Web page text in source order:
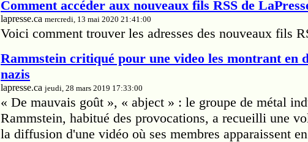
Comment accéder aux nouveaux fils RSS de
lapresse.ca mercredi, 13 mai 2020 21:41:00
Voici comment trouver les adresses des nouveaux fils
Rammstein critiqué pour une video les montrant en
nazis
lapresse.ca jeudi, 28 mars 2019 17:33:00
« De mauvais goût », « abject » : le groupe de métal
Rammstein, habitué des provocations, a recueilli une
la diffusion d'une vidéo où ses membres apparaissent